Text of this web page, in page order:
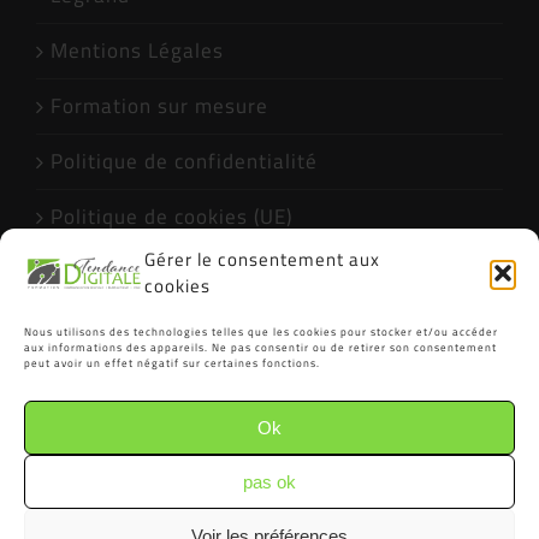
Gérer le consentement aux
cookies
Nous utilisons des technologies telles que les cookies pour stocker et/ou accéder
aux informations des appareils. Ne pas consentir ou de retirer son consentement
peut avoir un effet négatif sur certaines fonctions.
Ok
pas ok
Mentions Légales
Formation sur mesure
Politique de confidentialité
Politique de cookies (UE)
Formations Excel CPF Narbonne Qualiopi